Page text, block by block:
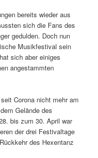
bereits wieder aus
sich die Fans des
gedulden. Doch nun
Musikfestival sein
sich aber einiges
angestammten
Corona nicht mehr am
Gelände des
bis zum 30. April war
der drei Festivaltage
des Hexentanz